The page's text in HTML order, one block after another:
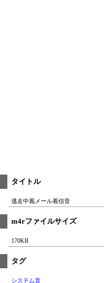
タイトル
逃走中風メール着信音
m4rファイルサイズ
170KB
タグ
システム音